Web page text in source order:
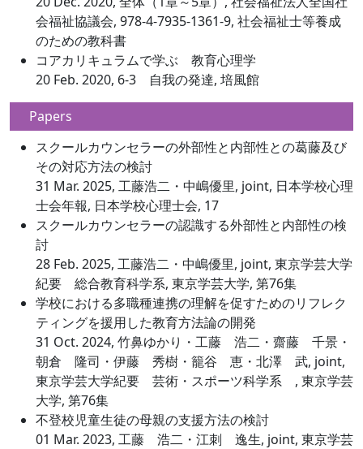
会福祉協議会, 978-4-7935-1361-9, 社会福祉士等養成
のための教科書
コアカリキュラムで学ぶ 教育心理学
20 Feb. 2020, 6-3 自我の発達, 培風館
Papers
スクールカウンセラーの外部性と内部性との葛藤及び
その対応方法の検討
31 Mar. 2025, 工藤浩二・中嶋優里, joint, 日本学校心理
士会年報, 日本学校心理士会, 17
スクールカウンセラーの認識する外部性と内部性の検
討
28 Feb. 2025, 工藤浩二・中嶋優里, joint, 東京学芸大学
紀要 総合教育科学系, 東京学芸大学, 第76集
学校における多職種連携の理解を促すためのリフレク
ティングを援用した教育方法論の開発
31 Oct. 2024, 竹鼻ゆかり・工藤 浩二・齋藤 千景・
朝倉 隆司・伊藤 秀樹・籠谷 恵・北澤 武, joint,
東京学芸大学紀要 芸術・スポーツ科学系 , 東京学芸
大学, 第76集
不登校児童生徒の母親の支援方法の検討
01 Mar. 2023, 工藤 浩二・江刺 逸生, joint, 東京学芸